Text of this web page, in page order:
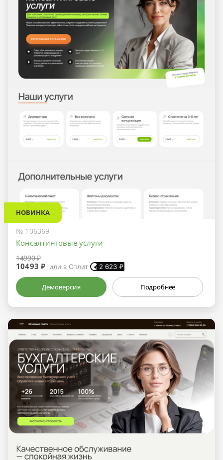
НОВИНКА
№ 106369
Консалтинговые услуги
14990 ₽
10493 ₽ или в Сплит 2 623 ₽
Демоверсия Подробнее